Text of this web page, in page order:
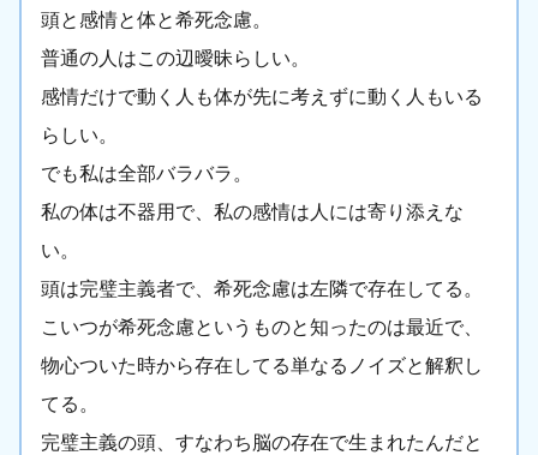
頭と感情と体と希死念慮。
普通の人はこの辺曖昧らしい。
感情だけで動く人も体が先に考えずに動く人もいる
らしい。
でも私は全部バラバラ。
私の体は不器用で、私の感情は人には寄り添えな
い。
頭は完璧主義者で、希死念慮は左隣で存在してる。
こいつが希死念慮というものと知ったのは最近で、
物心ついた時から存在してる単なるノイズと解釈し
てる。
完璧主義の頭、すなわち脳の存在で生まれたんだと